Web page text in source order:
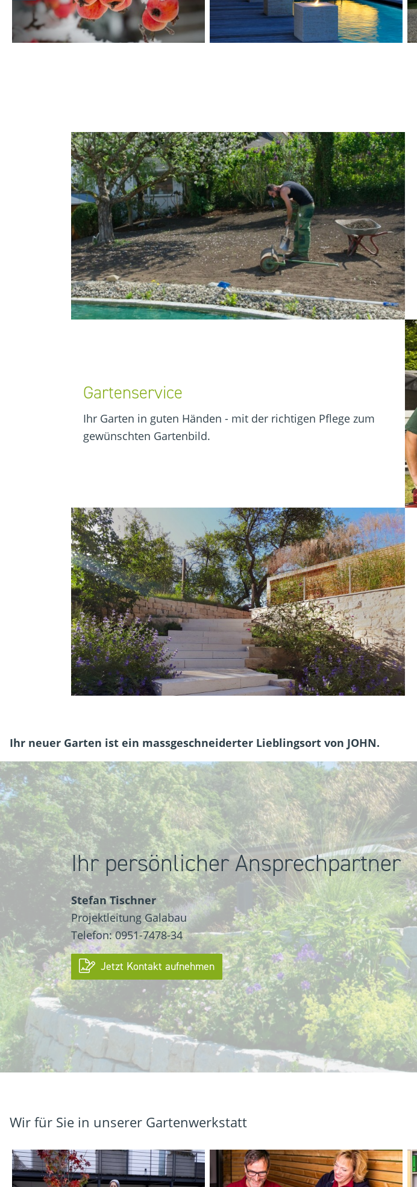
Gartenservice
Ihr Garten in guten Händen - mit der richtigen Pflege zum
gewünschten Gartenbild.
Ihr neuer Garten ist ein massgeschneiderter Lieblingsort von JOHN.
Ihr persönlicher Ansprechpartner
Stefan Tischner
Projektleitung Galabau
Telefon: 0951-7478-34
Jetzt Kontakt aufnehmen
Wir für Sie in unserer Gartenwerkstatt